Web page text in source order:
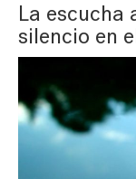
La escucha
silencio en